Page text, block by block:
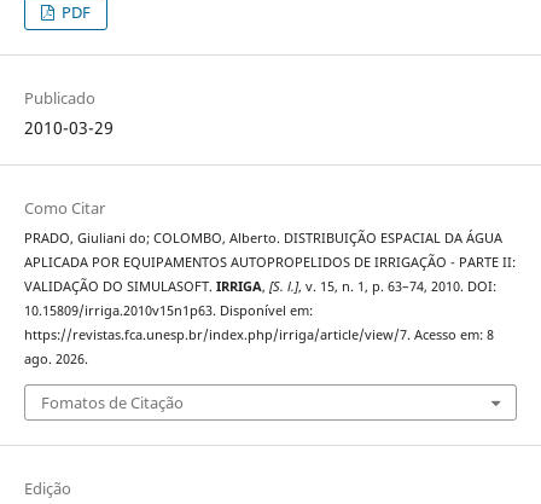
PDF
Publicado
2010-03-29
Como Citar
PRADO, Giuliani do; COLOMBO, Alberto. DISTRIBUIÇÃO ESPACIAL DA ÁGUA
APLICADA POR EQUIPAMENTOS AUTOPROPELIDOS DE IRRIGAÇÃO - PARTE II:
VALIDAÇÃO DO SIMULASOFT. IRRIGA, [S. l.], v. 15, n. 1, p. 63–74, 2010. DOI:
10.15809/irriga.2010v15n1p63. Disponível em:
https://revistas.fca.unesp.br/index.php/irriga/article/view/7. Acesso em: 8
ago. 2026.
Fomatos de Citação
Edição